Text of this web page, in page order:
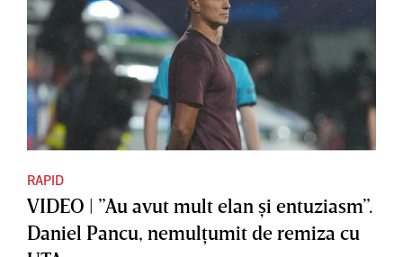
RAPID
VIDEO | ”Au avut mult elan şi entuziasm”.
Daniel Pancu, nemulţumit de remiza cu